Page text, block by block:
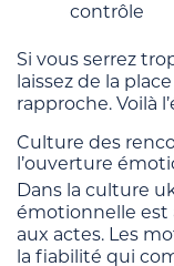
contrôle
Si vous serrez
laissez de la
rapproche. Voilà
Culture des
l’ouverture
Dans la culture
émotionnelle est
aux actes. Les
la fiabilité qui